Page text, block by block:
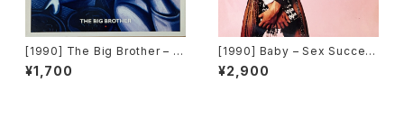
[1990] The Big Brother – L.
A. Time [A.Beat-C.]
¥1,700
[1990] Baby – Sex Succes
s [High Energy]
¥2,900